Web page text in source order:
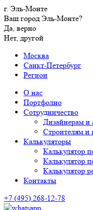
г. Эль-Монте
Ваш город Эль-Монте?
Да, верно
Нет, другой
Москва
Санкт-Петербург
Регион
О нас
Портфолио
Сотрудничество
Дизайнерам и
Строителям и
Калькуляторы
Калькулятор
Калькулятор
Калькулятор
Контакты
+7 (495) 268-12-78